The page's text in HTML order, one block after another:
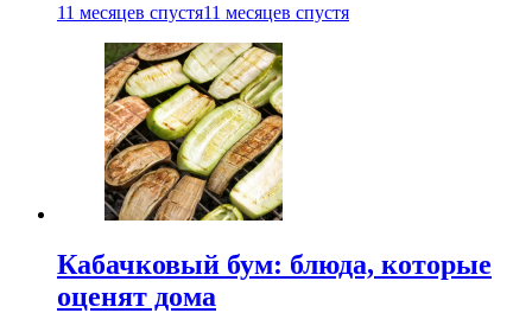
11 месяцев спустя11 месяцев спустя
Кабачковый бум: блюда, которые
оценят дома